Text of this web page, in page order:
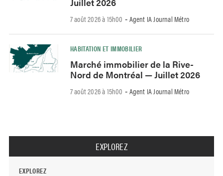
7 août 2026 à 15h00 - Agent IA Journal Métro
HABITATION ET IMMOBILIER
Marché immobilier de la Rive-
Nord de Montréal — Juillet 2026
7 août 2026 à 15h00 - Agent IA Journal Métro
EXPLOREZ
EXPLOREZ